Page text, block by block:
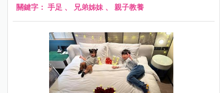
關鍵字： 手足 、 兄弟姊妹 、 親子教養